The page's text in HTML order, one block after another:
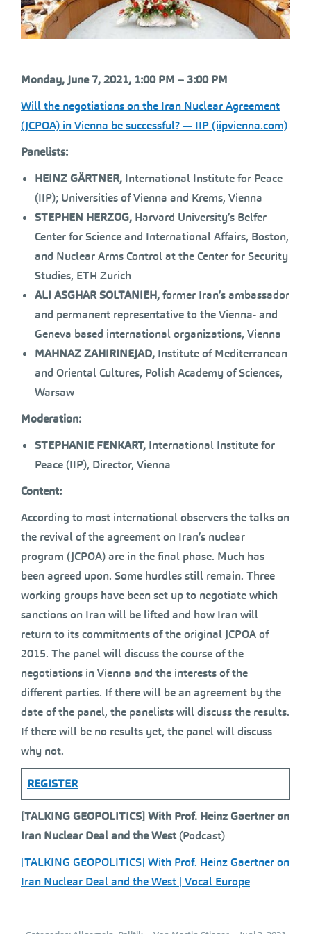
Monday, June 7, 2021, 1:00 PM – 3:00 PM
Will the negotiations on the Iran Nuclear Agreement
(JCPOA) in Vienna be successful? — IIP (iipvienna.com)
Panelists:
HEINZ GÄRTNER, International Institute for Peace
(IIP); Universities of Vienna and Krems, Vienna
STEPHEN HERZOG, Harvard University’s Belfer
Center for Science and International Affairs, Boston,
and Nuclear Arms Control at the Center for Security
Studies, ETH Zurich
ALI ASGHAR SOLTANIEH,former Iran’s ambassador
and permanent representative to the Vienna- and
Geneva based international organizations, Vienna
MAHNAZ ZAHIRINEJAD, Institute of Mediterranean
and Oriental Cultures, Polish Academy of Sciences,
Warsaw
Moderation:
STEPHANIE FENKART, International Institute for
Peace (IIP), Director, Vienna
Content:
According to most international observers the talks on
the revival of the agreement on Iran’s nuclear
program (JCPOA) are in the final phase. Much has
been agreed upon. Some hurdles still remain. Three
working groups have been set up to negotiate which
sanctions on Iran will be lifted and how Iran will
return to its commitments of the original JCPOA of
2015. The panel will discuss the course of the
negotiations in Vienna and the interests of the
different parties. If there will be an agreement by the
date of the panel, the panelists will discuss the results.
If there will be no results yet, the panel will discuss
why not.
REGISTER
[TALKING GEOPOLITICS] With Prof. Heinz Gaertner on
Iran Nuclear Deal and the West(Podcast)
[TALKING GEOPOLITICS] With Prof. Heinz Gaertner on
Iran Nuclear Deal and the West | Vocal Europe